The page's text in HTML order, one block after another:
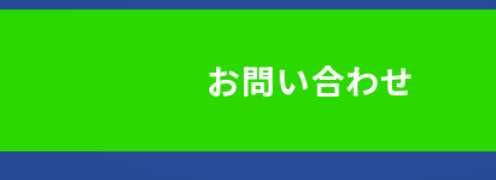
お問い合わせ